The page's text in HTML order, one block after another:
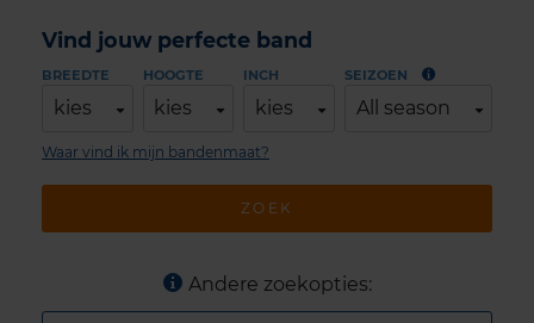
Vind jouw perfecte band
BREEDTE
kies
HOOGTE
kies
INCH
kies
SEIZOEN
All season
ZOEK
Waar vind ik mijn bandenmaat?
Andere zoekopties: